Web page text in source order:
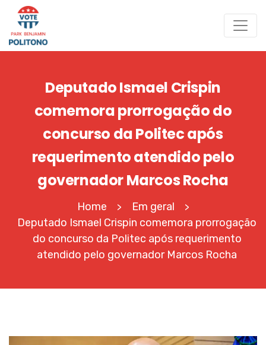
Deputado Ismael Crispin
comemora prorrogação do
concurso da Politec após
requerimento atendido pelo
governador Marcos Rocha
Home > Em geral >
Deputado Ismael Crispin comemora prorrogação
do concurso da Politec após requerimento
atendido pelo governador Marcos Rocha